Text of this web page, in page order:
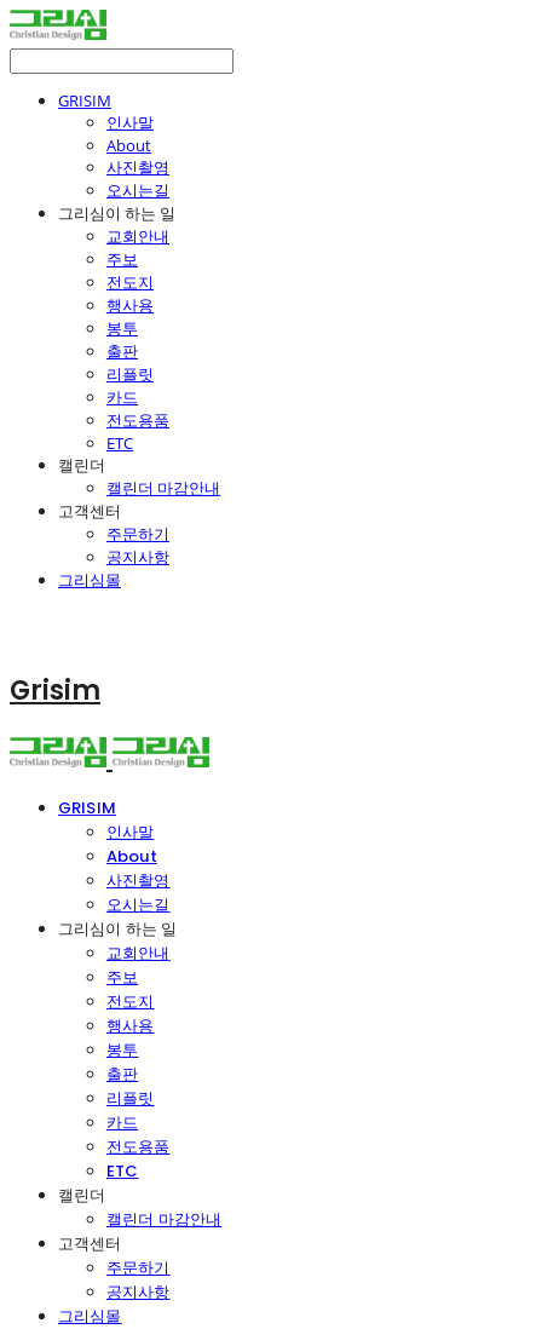
GRISIM
인사말
About
사진촬영
오시는길
그리심이 하는 일
교회안내
주보
전도지
행사용
봉투
출판
리플릿
카드
전도용품
ETC
캘린더
캘린더 마감안내
고객센터
주문하기
공지사항
그리심몰
Grisim
GRISIM
인사말
About
사진촬영
오시는길
그리심이 하는 일
교회안내
주보
전도지
행사용
봉투
출판
리플릿
카드
전도용품
ETC
캘린더
캘린더 마감안내
고객센터
주문하기
공지사항
그리심몰